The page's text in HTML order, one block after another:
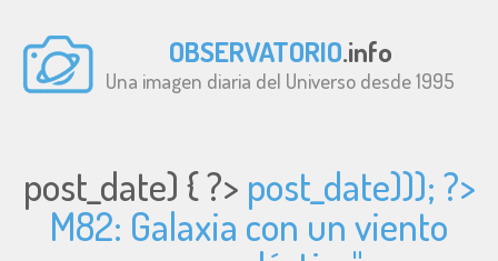
OBSERVATORIO.info
Una imagen diaria del Universo desde 1995
post_date) { ?> post_date))); ?>
M82: Galaxia con un viento